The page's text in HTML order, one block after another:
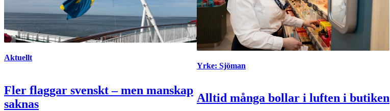
Aktuellt
Fler flaggar svenskt – men manskap
saknas
Yrke: Sjöman
Alltid många bollar i luften i butiken